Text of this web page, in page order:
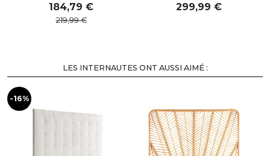
184,79
219,99
299,99
LES INTERNAUTES ONT AUSSI AIMÉ :
-16%